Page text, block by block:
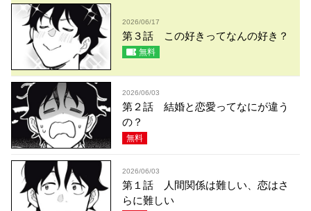
2026/06/17
第３話 この好きってなんの好き？
無料
2026/06/03
第２話 結婚と恋愛ってなにが違う
の？
無料
2026/06/03
第１話 人間関係は難しい、恋はさ
らに難しい